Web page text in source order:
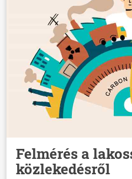
Felmérés a
közlekedésről